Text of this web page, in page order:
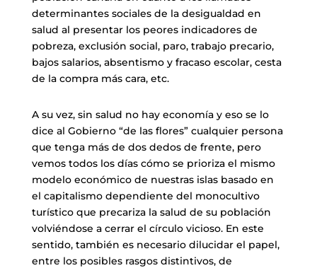
determinantes sociales de la desigualdad en
salud al presentar los peores indicadores de
pobreza, exclusión social, paro, trabajo precario,
bajos salarios, absentismo y fracaso escolar, cesta
de la compra más cara, etc.
A su vez, sin salud no hay economía y eso se lo
dice al Gobierno “de las flores” cualquier persona
que tenga más de dos dedos de frente, pero
vemos todos los días cómo se prioriza el mismo
modelo económico de nuestras islas basado en
el capitalismo dependiente del monocultivo
turístico que precariza la salud de su población
volviéndose a cerrar el círculo vicioso. En este
sentido, también es necesario dilucidar el papel,
entre los posibles rasgos distintivos, de